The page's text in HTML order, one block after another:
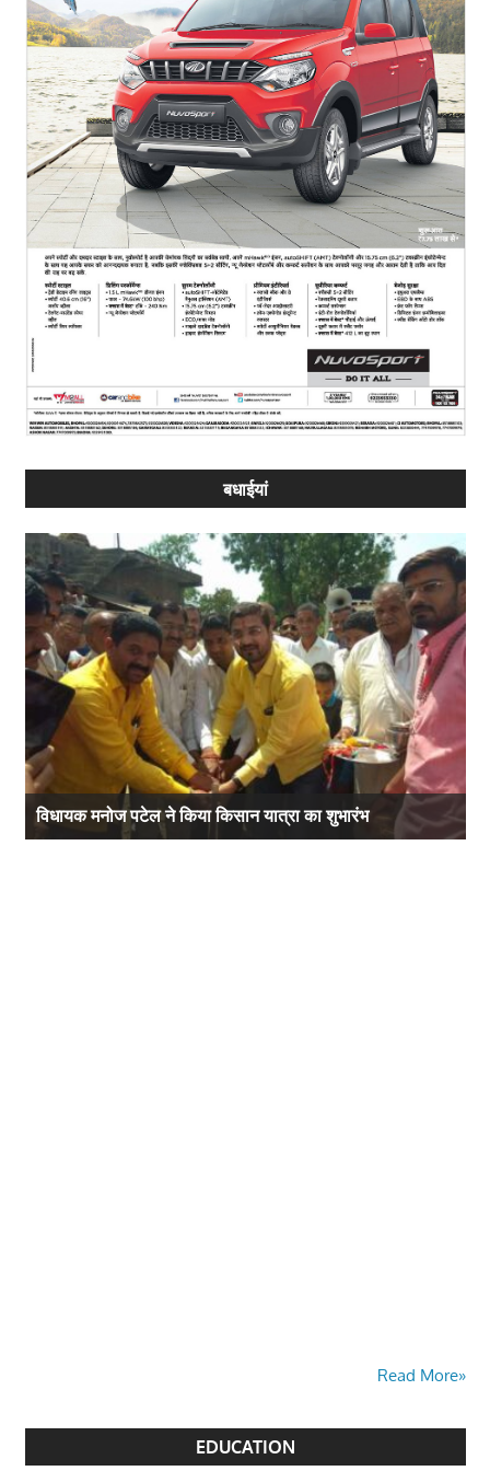
बधाईयां
विधायक मनोज पटेल ने किया किसान यात्रा का शुभारंभ
Read More»
EDUCATION